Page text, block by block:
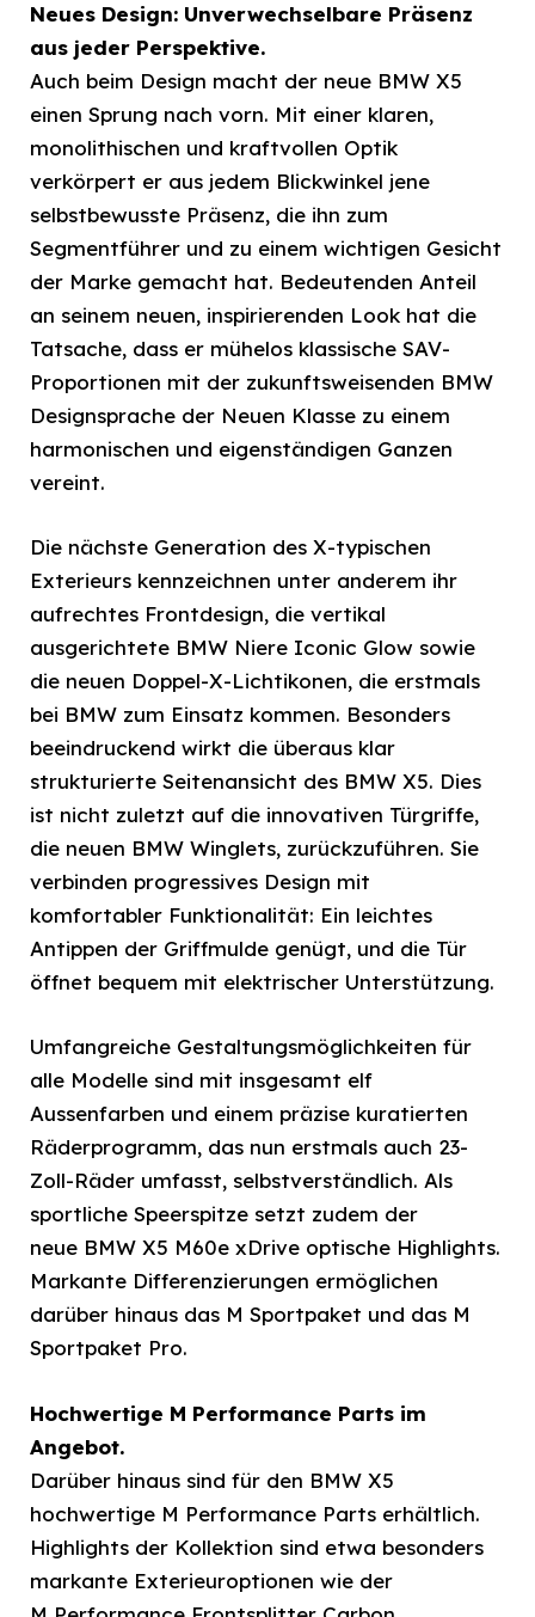
Neues Design: Unverwechselbare Präsenz
aus jeder Perspektive.
Auch beim Design macht der neue BMW X5
einen Sprung nach vorn. Mit einer klaren,
monolithischen und kraftvollen Optik
verkörpert er aus jedem Blickwinkel jene
selbstbewusste Präsenz, die ihn zum
Segmentführer und zu einem wichtigen Gesicht
der Marke gemacht hat. Bedeutenden Anteil
an seinem neuen, inspirierenden Look hat die
Tatsache, dass er mühelos klassische SAV-
Proportionen mit der zukunftsweisenden BMW
Designsprache der Neuen Klasse zu einem
harmonischen und eigenständigen Ganzen
vereint.
Die nächste Generation des X-typischen
Exterieurs kennzeichnen unter anderem ihr
aufrechtes Frontdesign, die vertikal
ausgerichtete BMW Niere Iconic Glow sowie
die neuen Doppel-X-Lichtikonen, die erstmals
bei BMW zum Einsatz kommen. Besonders
beeindruckend wirkt die überaus klar
strukturierte Seitenansicht des BMW X5. Dies
ist nicht zuletzt auf die innovativen Türgriffe,
die neuen BMW Winglets, zurückzuführen. Sie
verbinden progressives Design mit
komfortabler Funktionalität: Ein leichtes
Antippen der Griffmulde genügt, und die Tür
öffnet bequem mit elektrischer Unterstützung.
Umfangreiche Gestaltungsmöglichkeiten für
alle Modelle sind mit insgesamt elf
Aussenfarben und einem präzise kuratierten
Räderprogramm, das nun erstmals auch 23-
Zoll-Räder umfasst, selbstverständlich. Als
sportliche Speerspitze setzt zudem der
neue BMW X5 M60e xDrive optische Highlights.
Markante Differenzierungen ermöglichen
darüber hinaus das M Sportpaket und das M
Sportpaket Pro.
Hochwertige M Performance Parts im
Angebot.
Darüber hinaus sind für den BMW X5
hochwertige M Performance Parts erhältlich.
Highlights der Kollektion sind etwa besonders
markante Exterieuroptionen wie der